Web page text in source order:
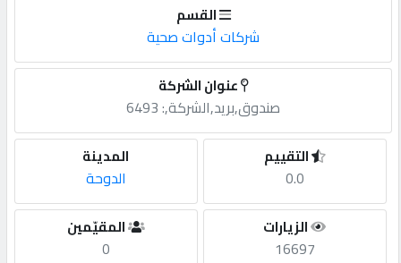
أضف
مطلوب
طلب
القسم
شركات أدوات صحية
عنوان الشركة
صندوق,بريد,الشركة,: 6493
المدينة
الدوحة
التقييم
0.0
المقيّمين
0
الزيارات
16697